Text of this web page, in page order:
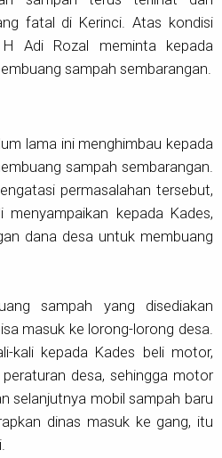
fatal di Kerinci. Atas kondisi
Adi Rozal meminta kepada
sampah sembarangan.
lama ini menghimbau kepada
sampah sembarangan.
permasalahan tersebut,
menyampaikan kepada Kades,
dana desa untuk membuang
sampah yang disediakan
masuk ke lorong-lorong desa.
kali kepada Kades beli motor,
desa, sehingga motor
selanjutnya mobil sampah baru
dinas masuk ke gang, itu